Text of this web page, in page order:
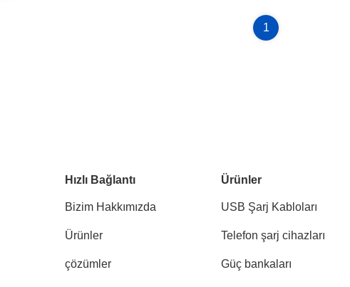
1
Hızlı Bağlantı
Bizim Hakkımızda
Ürünler
çözümler
Ürünler
USB Şarj Kabloları
Telefon şarj cihazları
Güç bankaları